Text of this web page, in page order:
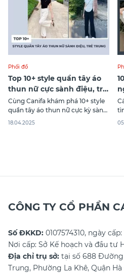
cách phối đồ với áo sweater
Phối đồ
Top 10+ style quần tây áo
thun nữ cực sành điệu, trẻ
trung
Cùng Canifa khám phá 10+ style
quần tây áo thun nữ cực kỳ sành
điệu và trẻ trung trong bài viết
18.04.2025
CÔNG TY CỔ PHẦN
Số ĐKKD: 0107574310, ngày
Nơi cấp: Sở Kế hoạch và đầu tư
Địa chỉ trụ sở: tại số 688
Trung, Phường La Khê, Quận